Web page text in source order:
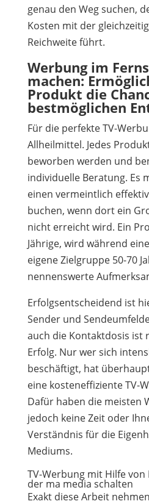
genau den Weg suchen,
Kosten mit der
Reichweite führt.
Werbung im
machen:
Produkt die
bestmöglichen
Für die perfekte TV-
Allheilmittel. Jedes
beworben werden und
individuelle Beratung. Es
einen vermeintlich
buchen, wenn dort ein
nicht erreicht wird. Ein
Jährige, wird während
eigene Zielgruppe 50-70
nennenswerte
Erfolgsentscheidend ist
Sender und
auch die Kontaktdosis ist
Erfolg. Nur wer sich
beschäftigt, hat
eine kosteneffiziente TV-
Dafür haben die meisten
jedoch keine Zeit oder
Verständnis für die
Mediums.
TV-Werbung mit Hilfe
der ma media schalten
Exakt diese Arbeit